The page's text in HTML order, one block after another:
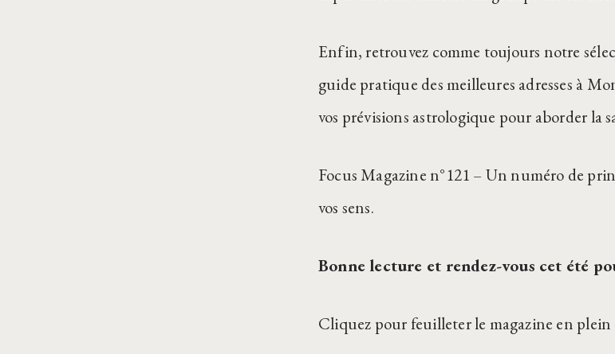
Enfin, retrouvez comme toujours notre
guide pratique des meilleures adresses à
vos prévisions astrologique pour aborder la
Focus Magazine n°121 – Un numéro de
vos sens.
Bonne lecture et rendez-vous cet été
Cliquez pour feuilleter le magazine en plein